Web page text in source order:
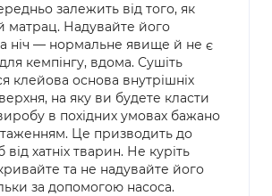
залежить від того, як
матрац. Надувайте його
ніч — нормальне явище й не є
кемпінгу, вдома. Сушіть
клейова основа внутрішніх
на яку ви будете класти
в похідних умовах бажано
Це призводить до
хатніх тварин. Не куріть
та не надувайте його
за допомогою насоса.